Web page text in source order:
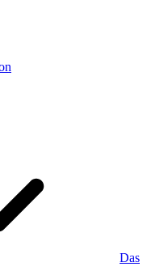
Das